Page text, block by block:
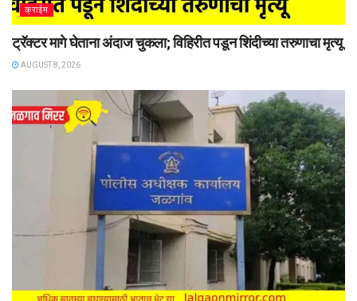
क्राईम
ट्रॅक्टर मागे घेताना अंदाज चुकला; विहिरीत पडून शिंदीच्या तरुणाचा मृत्यू
AUGUST 8, 2026